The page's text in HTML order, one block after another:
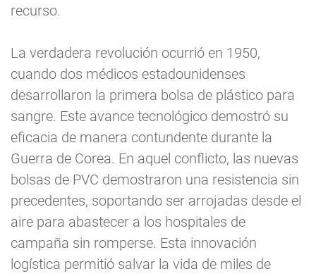
recurso.
La verdadera revolución ocurrió en 1950,
cuando dos médicos estadounidenses
desarrollaron la primera bolsa de plástico para
sangre. Este avance tecnológico demostró su
eficacia de manera contundente durante la
Guerra de Corea. En aquel conflicto, las nuevas
bolsas de PVC demostraron una resistencia sin
precedentes, soportando ser arrojadas desde el
aire para abastecer a los hospitales de
campaña sin romperse. Esta innovación
logística permitió salvar la vida de miles de